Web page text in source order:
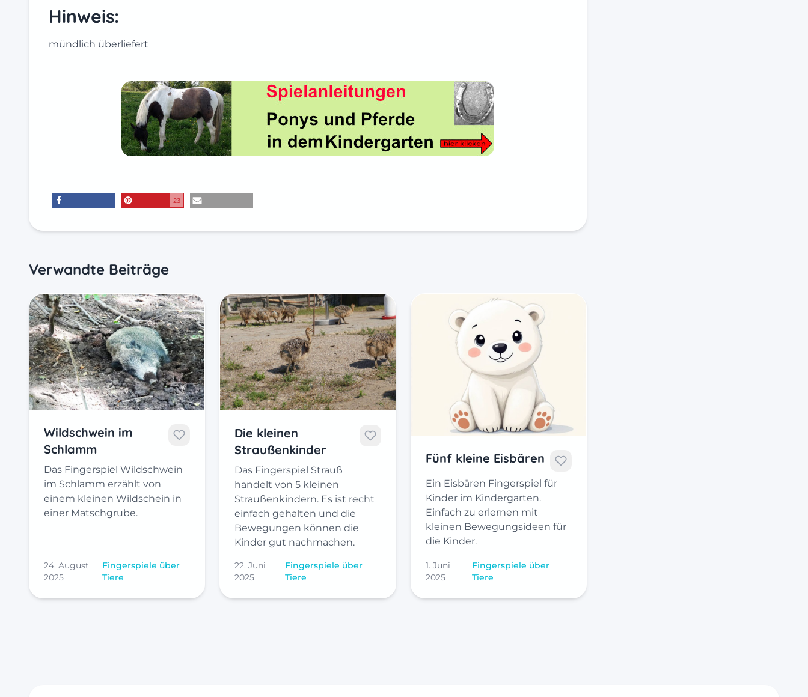
Hinweis:
mündlich überliefert
23
Verwandte Beiträge
Wildschwein im
Schlamm
Das Fingerspiel Wildschwein
im Schlamm erzählt von
einem kleinen Wildschein in
einer Matschgrube.
24. August
2025
Fingerspiele über
Tiere
Die kleinen
Straußenkinder
Das Fingerspiel Strauß
handelt von 5 kleinen
Straußenkindern. Es ist recht
einfach gehalten und die
Bewegungen können die
Kinder gut nachmachen.
22. Juni
2025
Fingerspiele über
Tiere
Fünf kleine Eisbären
Ein Eisbären Fingerspiel für
Kinder im Kindergarten.
Einfach zu erlernen mit
kleinen Bewegungsideen für
die Kinder.
1. Juni
2025
Fingerspiele über
Tiere